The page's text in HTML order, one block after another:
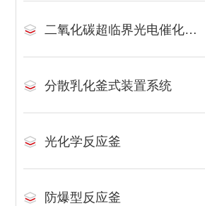
二氧化碳超临界光电催化反应装置
分散乳化釜式装置系统
光化学反应釜
防爆型反应釜